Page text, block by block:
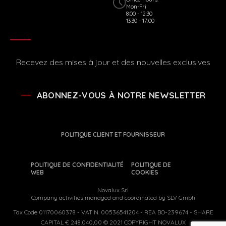
Mon-Fri
8:00 - 12:30
13:30 - 17:00
Recevez des mises à jour et des nouvelles exclusives
ABONNEZ-VOUS À NOTRE NEWSLETTER
POLITIQUE CLIENT ET FOURNISSEUR
POLITIQUE DE CONFIDENTIALITÉ
WEB
POLITIQUE DE
COOKIES
Novalux Srl
Company activities managed and coordinated by SLV Gmbh
Tax Code 01170060378 - VAT N. 00536541204 - REA BO-239674 - SHARE
CAPITAL € 248.040,00 © 2021 COPYRIGHT NOVALUX